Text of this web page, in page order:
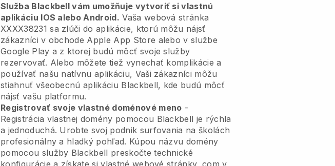
Služba Blackbell vám umožňuje vytvoriť si vlastnú
aplikáciu IOS alebo Android. Vaša webová stránka
XXXX38231 sa zlúči do aplikácie, ktorú môžu nájsť
zákazníci v obchode Apple App Store alebo v službe
Google Play a z ktorej budú môcť svoje služby
rezervovať. Alebo môžete tiež vynechať komplikácie a
používať našu natívnu aplikáciu, Vaši zákazníci môžu
stiahnuť všeobecnú aplikáciu Blackbell, kde budú môcť
nájsť vašu platformu.
Registrovať svoje vlastné doménové meno -
Registrácia vlastnej domény pomocou Blackbell je rýchla
a jednoduchá. Urobte svoj podnik surfovania na školách
profesionálny a hladký pohľad. Kúpou názvu domény
pomocou služby Blackbell preskočte technické
konfigurácie a získate si vlastné webové stránky .com v